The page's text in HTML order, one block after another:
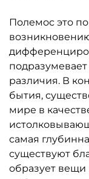
в один
свалкой на
Полемос это
различия. В
бытия,
мире в
самая
существуют
образует вещи